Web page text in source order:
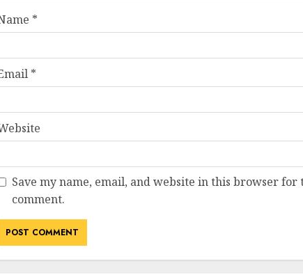
*
*
Save my name, email, and website in this browser for
comment.